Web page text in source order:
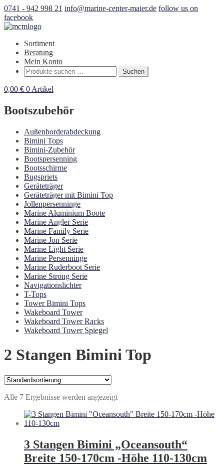
0741 - 942 998 21 info@marine-center-maier.de follow us on
facebook
Sortiment
Beratung
Mein Konto
Suchen
nach:
Suchen
0,00 € 0 Artikel
Bootszubehör
Außenborderabdeckung
Bimini Tops
Bimini-Zubehör
Bootspersenning
Bootsschirme
Bugspriets
Geräteträger
Geräteträger mit Bimini Top
Jollenpersenninge
Marine Aluminium Boote
Marine Angler Serie
Marine Family Serie
Marine Jon Serie
Marine Light Serie
Marine Persenninge
Marine Ruderboot Serie
Marine Strong Serie
Navigationslichter
T-Tops
Tower Bimini Tops
Wakeboard Tower
Wakeboard Tower Racks
Wakeboard Tower Spiegel
2 Stangen Bimini Top
Alle 7 Ergebnisse werden angezeigt
3 Stangen Bimini „Oceansouth“
Breite 150-170cm -Höhe 110-130cm